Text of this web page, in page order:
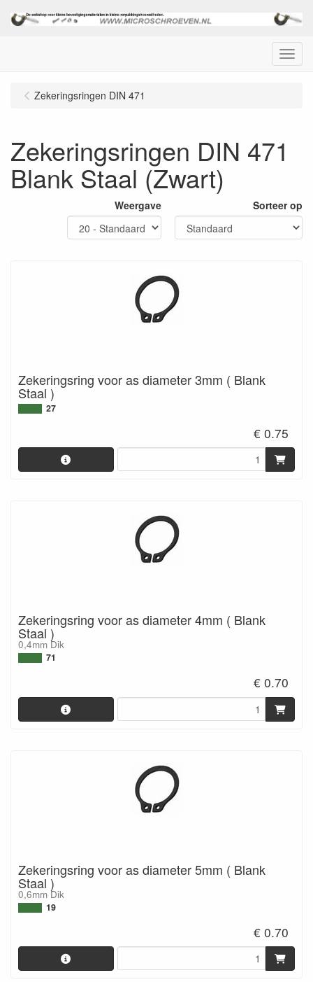
Menu
Zekeringsringen DIN 471
Zekeringsringen DIN 471
Blank Staal (Zwart)
Weergave Sorteer op
Zekeringsring voor as diameter 3mm ( Blank
Staal )
27
€ 0.75
Zekeringsring voor as diameter 4mm ( Blank
Staal )
0,4mm Dik
71
€ 0.70
Zekeringsring voor as diameter 5mm ( Blank
Staal )
0,6mm Dik
19
€ 0.70